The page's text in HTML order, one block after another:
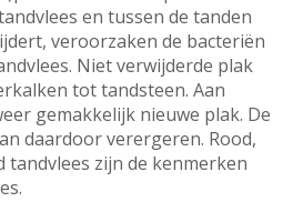
en tussen de tanden
veroorzaken de bacteriën
Niet verwijderde plak
tot tandsteen. Aan
gemakkelijk nieuwe plak. De
daardoor verergeren. Rood,
tandvlees zijn de kenmerken